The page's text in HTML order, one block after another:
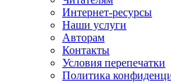
Интернет-ресурсы
Наши услуги
Авторам
Контакты
Условия перепечатки
Политика